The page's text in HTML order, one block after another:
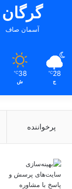
گرگان
آسمان صاف
28
℃
ج
38
℃
ش
پرخواننده